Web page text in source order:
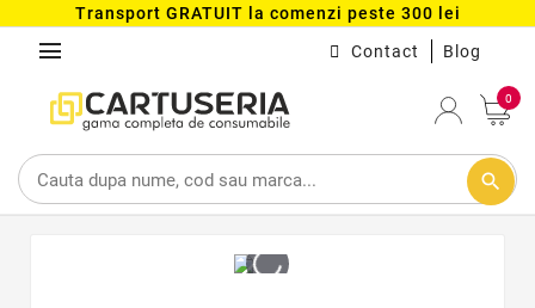
Transport GRATUIT la comenzi peste 300 lei
menu Contact Blog
0
search